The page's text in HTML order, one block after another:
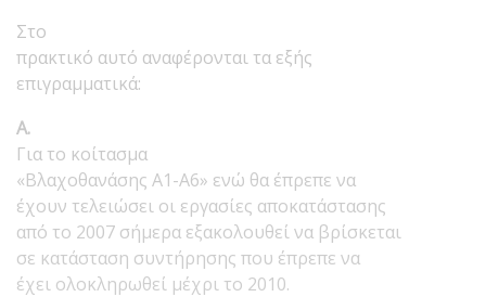
Στο
πρακτικό αυτό αναφέρονται τα εξής
επιγραμματικά:
Α.
Για το κοίτασμα
«Βλαχοθανάσης Α1-Α6» ενώ θα έπρεπε να
έχουν τελειώσει οι εργασίες αποκατάστασης
από το 2007 σήμερα εξακολουθεί να βρίσκεται
σε κατάσταση συντήρησης που έπρεπε να
έχει ολοκληρωθεί μέχρι το 2010.